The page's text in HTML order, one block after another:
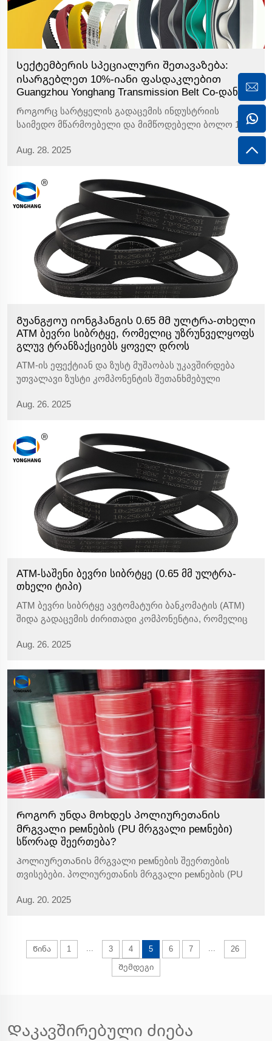
Სექტემბერის სპეციალური შეთავაზება:
ისარგებლეთ 10%-იანი ფასდაკლებით
Guangzhou Yonghang Transmission Belt Co-დან
Როგორც სარტყელის გადაცემის ინდუსტრიის
საიმედო მწარმოებელი და მიმწოდებელი ბოლო 12
წელივით, Guangzhou Yonghang Transmission Belt Co.
სიხარულს გამოხატავს გამოაცხადებული
სპეციალური პრომოციის შესახებ ჩვენთვის ფასეული
საერთაშორისო მომხმარებლებისთვის ამ
სექტემბერში. სექტემბრის 1-დან...
Aug. 28. 2025
Გუანგჟოუ იონგჰანგის 0.65 მმ ულტრა-თხელი
ATM ბევრი სიბრტყე, რომელიც უზრუნველყოფს
გლუვ ტრანზაქციებს ყოველ დროს
ATM-ის ეფექტიან და ზუსტ მუშაობას უკავშირდება
უთვალავი ზუსტი კომპონენტის შეთანხმებული
სატრანსპორტო ლენტია, რომელიც უზრუნველყოფს
პირდაპირ მოქმედებს მასზე...
Aug. 26. 2025
ATM-საშენი ბევრი სიბრტყე (0.65 მმ ულტრა-
თხელი ტიპი)
ATM ბევრი სიბრტყე ავტომატური ბანკომატის (ATM)
შიდა გადაცემის ძირითადი კომპონენტია, რომელიც
გადაცემისთვის. ის იყენებს როლიკის გადაცემას,
მოდულიდან...
Aug. 26. 2025
Როგორ უნდა მოხდეს პოლიურეთანის
მრგვალი ремნების (PU მრგვალი ремნები)
სწორად შეერთება?
Პოლიურეთანის მრგვალი ремნების შეერთების
თვისებები. პოლიურეთანის მრგვალი ремნების (PU
უპირატესობაა იმის შესაძლებლობა, რომ ისინი
შეერთებას მათ ფაქტობრივ მოთხოვნებზე
დამყარებულად, გარეშე...
Aug. 20. 2025
Წინა 1 3 4 5 6 7
26
Შემდეგი
Დაკავშირებული ძიება